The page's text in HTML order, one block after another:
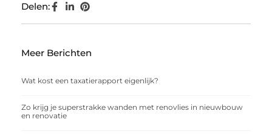
Delen:
Meer Berichten
Wat kost een taxatierapport eigenlijk?
Zo krijg je superstrakke wanden met renovlies in nieuwbouw
en renovatie